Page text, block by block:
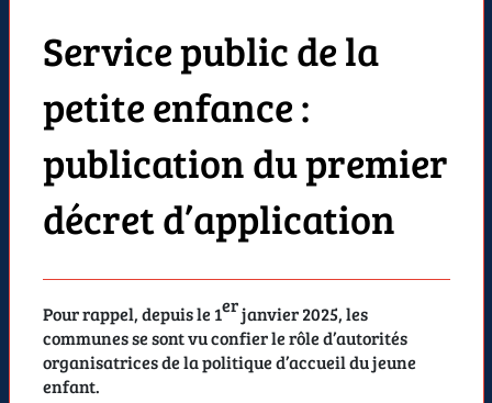
Service public de la
petite enfance :
publication du premier
décret d’application
Pour rappel, depuis le 1erjanvier 2025, les
communes se sont vu confier le rôle d’autorités
organisatrices de la politique d’accueil du jeune
enfant.